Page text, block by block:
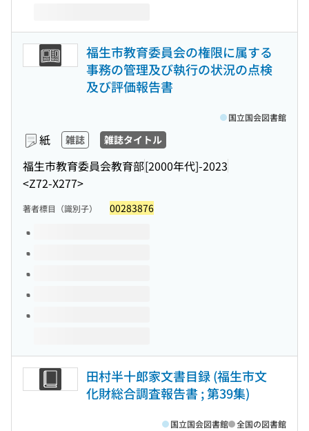
福生市教育委員会の権限に属する
事務の管理及び執行の状況の点検
及び評価報告書
紙 雑誌 雑誌タイトル
福生市教育委員会教育部[2000年代]-2023
<Z72-X277>
国立国会図書館
著者標目（識別子） 00283876
このタイトルの巻号
田村半十郎家文書目録 (福生市文
化財総合調査報告書 ; 第39集)
国立国会図書館 全国の図書館